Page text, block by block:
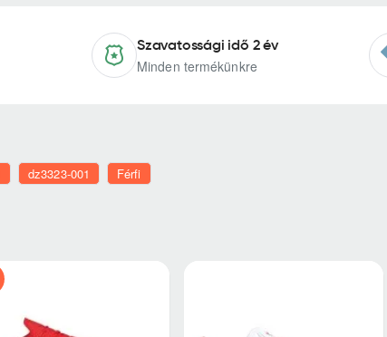
Szavatossági idő 2 év
Minden termékünkre
dz3323-001 Férfi